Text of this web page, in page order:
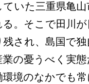
いた三重県亀
る。そこで田川
され、島国で
の憂うべく実
環境のなかでも